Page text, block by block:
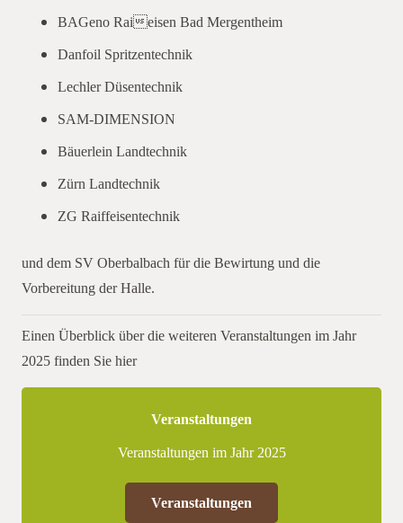
BAGeno Raieisen Bad Mergentheim
Danfoil Spritzentechnik
Lechler Düsentechnik
SAM-DIMENSION
Bäuerlein Landtechnik
Zürn Landtechnik
ZG Raiffeisentechnik
und dem SV Oberbalbach für die Bewirtung und die
Vorbereitung der Halle.
Einen Überblick über die weiteren Veranstaltungen im Jahr
2025 finden Sie hier
Veranstaltungen
Veranstaltungen im Jahr 2025
Veranstaltungen